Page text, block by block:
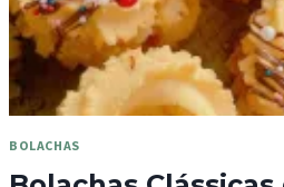
BOLACHAS